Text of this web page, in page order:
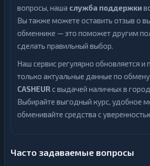
вопросы, наша служба поддержки
Вы также можете оставить отзыв о
обменнике — это поможет другим
сделать правильный выбор.
Наш сервис регулярно обновляется и
только актуальные данные по обмену
CASHEUR с выдачей наличных в
Выбирайте выгодный курс, удобное
обменивайте средства с
Часто задаваемые вопросы